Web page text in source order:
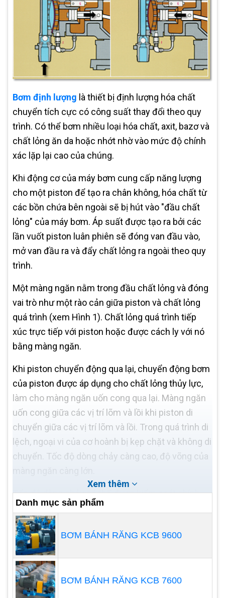
Bơm định lượng là thiết bị định lượng hóa chất
chuyển tích cực có công suất thay đổi theo quy
trình. Có thể bơm nhiều loại hóa chất, axit, bazơ và
chất lỏng ăn da hoặc nhớt nhờ vào mức độ chính
xác lặp lại cao của chúng.
Khi động cơ của máy bơm cung cấp năng lượng
cho một piston để tạo ra chân không, hóa chất từ
các bồn chứa bên ngoài sẽ bị hút vào "đầu chất
lỏng" của máy bơm. Áp suất được tạo ra bởi các
lần vuốt piston luân phiên sẽ đóng van đầu vào,
mở van đầu ra và đẩy chất lỏng ra ngoài theo quy
trình.
Một màng ngăn nằm trong đầu chất lỏng và đóng
vai trò như một rào cản giữa piston và chất lỏng
quá trình (xem Hình 1). Chất lỏng quá trình tiếp
xúc trực tiếp với piston hoặc được cách ly với nó
bằng màng ngăn.
Khi piston chuyển động qua lại, chuyển động bơm
của piston được áp dụng cho chất lỏng thủy lực,
làm cho màng ngăn uốn cong qua lại. Màng ngăn
uốn cong giữa các vị trí lõm và lồi khi piston di
chuyển giữa các vị trí lõm và lồi. Trong quá trình di
lệch, ngoại vi của cơ hoành bị kẹp chặt và không di
chuyển. Tốc độ dòng chảy càng cao, độ võng của
Tốc độ dòng chảy có thể được kiểm soát chính
xác bằng cách thay đổi tốc độ động cơ hoặc điều
chỉnh độ dài của hành trình piston (bằng tay hoặc
từ xa), đảm bảo rằng quá trình nhận được chính
xác những gì nó yêu cầu, mà không cần tiêm quá
nhiều hoặc thiếu - tương tự như kim -phân bổ liều
lượng thuốc theo toa.
Xem thêm
Danh mục sản phẩm
BƠM BÁNH RĂNG KCB 9600
BƠM BÁNH RĂNG KCB 7600